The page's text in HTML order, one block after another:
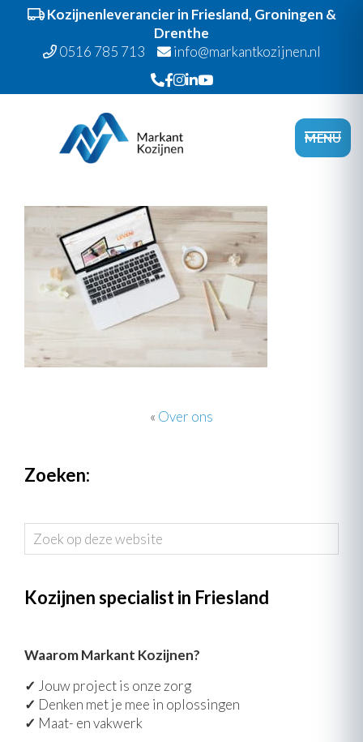
Kozijnenleverancier in Friesland, Groningen &
Drenthe
0516 785 713
info@markantkozijnen.nl
hoofdnavigatie
hoofd
MENU
« Over ons
Zoeken:
Zoek
op
website
Kozijnen specialist in Friesland
Waarom Markant Kozijnen?
✓ Jouw project is onze zorg
✓ Denken met je mee in oplossingen
✓ Maat- en vakwerk